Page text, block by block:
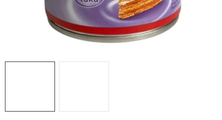
TÉMATICKÉ PRODUKTY
PROFI BALENÍ
NOVÉ ZBOŽÍ
Nepřevzetí zásilky na dobírku